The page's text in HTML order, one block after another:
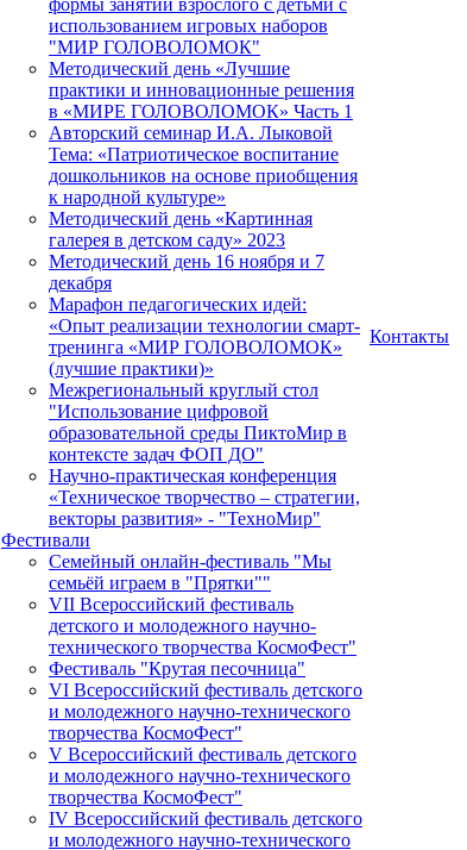
формы занятий взрослого с детьми с
использованием игровых наборов
"МИР ГОЛОВОЛОМОК"
Методический день «Лучшие
практики и инновационные решения
в «МИРЕ ГОЛОВОЛОМОК» Часть 1
Авторский семинар И.А. Лыковой
Тема: «Патриотическое воспитание
дошкольников на основе приобщения
к народной культуре»
Методический день «Картинная
галерея в детском саду» 2023
Методический день 16 ноября и 7
декабря
Марафон педагогических идей:
«Опыт реализации технологии смарт-
тренинга «МИР ГОЛОВОЛОМОК»
(лучшие практики)»
Межрегиональный круглый стол
"Использование цифровой
образовательной среды ПиктоМир в
контексте задач ФОП ДО"
Научно-практическая конференция
«Техническое творчество – стратегии,
векторы развития» - "ТехноМир"
Фестивали
Семейный онлайн-фестиваль "Мы
семьёй играем в "Прятки""
VII Всероссийский фестиваль
детского и молодежного научно-
технического творчества КосмоФест"
Фестиваль "Крутая песочница"
VI Всероссийский фестиваль детского
и молодежного научно-технического
творчества КосмоФест"
V Всероссийский фестиваль детского
и молодежного научно-технического
творчества КосмоФест"
IV Всероссийский фестиваль детского
и молодежного научно-технического
Контакты